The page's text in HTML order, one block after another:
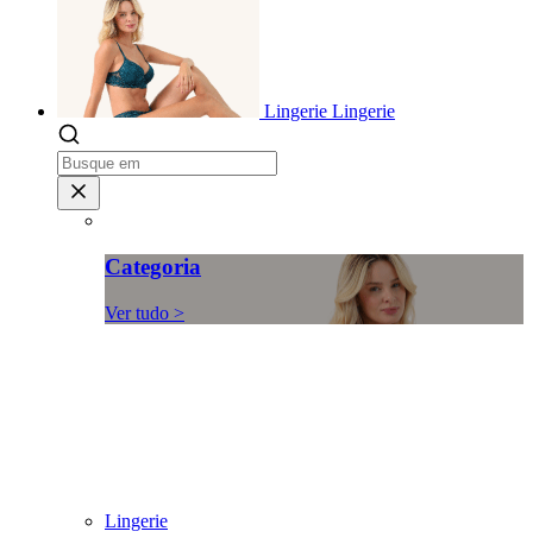
Lingerie Lingerie
Categoria
Ver tudo >
Lingerie